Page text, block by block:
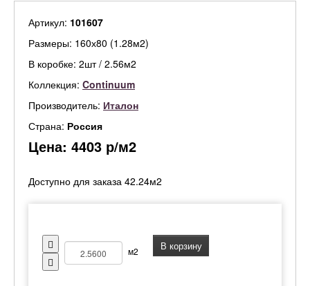
Артикул: 101607
Размеры: 160х80 (1.28м2)
В коробке: 2шт / 2.56м2
Коллекция: Continuum
Производитель: Италон
Страна: Россия
Цена: 4403 р/м2
Доступно для заказа 42.24м2
м2 В корзину